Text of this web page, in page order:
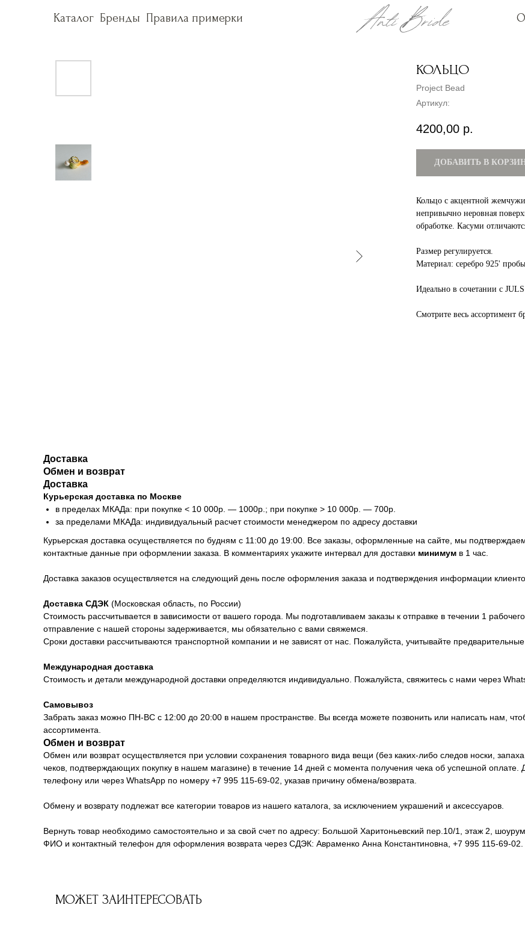
Каталог Бренды Правила примерки
Каталог Бренды Правила примерки
КОЛЬЦО
Project Bead
Артикул:
4200,00 р.
ДОБАВИТЬ В
Кольцо с акцентной
непривычно неровная
обработке. Касуми
Размер регулируется.
Материал: серебро 925'
Идеально в сочетании с
Смотрите весь ассортимент
Доставка
Обмен и возврат
Доставка
Курьерская доставка по Москве
в пределах МКАДа: при покупке < 10 000р. — 1000р.; при покупке > 10 000р. — 700р.
за пределами МКАДа: индивидуальный расчет стоимости менеджером по адресу доставки
Курьерская доставка осуществляется по будням с 11:00 до 19:00. Все заказы, оформленные на сайте, мы
контактные данные при оформлении заказа. В комментариях укажите интервал для доставки минимум в 1 час.
Доставка заказов осуществляется на следующий день после оформления заказа и подтверждения информации
Доставка СДЭК (Московская область, по России)
Стоимость рассчитывается в зависимости от вашего города. Мы подготавливаем заказы к отправке в течении 1
отправление с нашей стороны задерживается, мы обязательно с вами свяжемся.
Сроки доставки рассчитываются транспортной компании и не зависят от нас. Пожалуйста, учитывайте
Международная доставка
Стоимость и детали международной доставки определяются индивидуально. Пожалуйста, свяжитесь с нами через
Самовывоз
Забрать заказ можно ПН-ВС с 12:00 до 20:00 в нашем пространстве. Вы всегда можете позвонить или написать нам,
ассортимента.
Обмен и возврат
Обмен или возврат осуществляется при условии сохранения товарного вида вещи (без каких-либо следов носки,
чеков, подтверждающих покупку в нашем магазине) в течение 14 дней с момента получения чека об успешной
телефону или через WhatsApp по номеру +7 995 115-69-02, указав причину обмена/возврата.
Обмену и возврату подлежат все категории товаров из нашего каталога, за исключением украшений и аксессуаров.
Вернуть товар необходимо самостоятельно и за свой счет по адресу: Большой Харитоньевский пер.10/1, этаж 2,
ФИО и контактный телефон для оформления возврата через СДЭК: Авраменко Анна Константиновна, +7 995 115-69-02.
МОЖЕТ ЗАИНТЕРЕСОВАТЬ